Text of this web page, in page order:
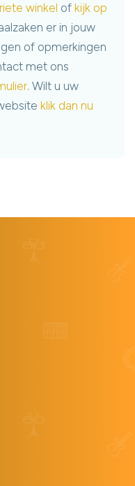
winkel of kijk op
er in jouw
of opmerkingen
met ons
. Wilt u uw
klik dan nu